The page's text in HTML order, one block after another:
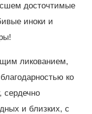
досточтимые
иноки и
ликованием,
ко
сердечно
и близких, с